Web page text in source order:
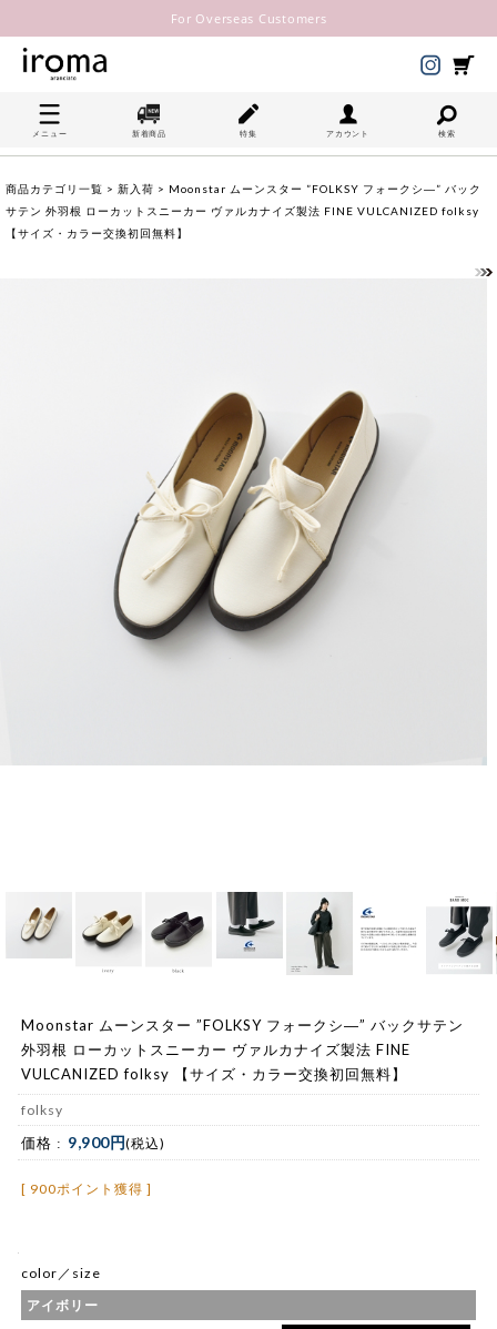
For Overseas Customers
メニュー 新着商品 特集 アカウント 検索
商品カテゴリ一覧 > 新入荷 > Moonstar ムーンスター ”FOLKSY フォークシ―” バック
サテン 外羽根 ローカットスニーカー ヴァルカナイズ製法 FINE VULCANIZED folksy
【サイズ・カラー交換初回無料】
Moonstar ムーンスター ”FOLKSY フォークシ―” バックサテン
外羽根 ローカットスニーカー ヴァルカナイズ製法 FINE
VULCANIZED folksy 【サイズ・カラー交換初回無料】
folksy
価格 : 9,900円(税込)
[ 900ポイント獲得 ]
color／size
アイボリー